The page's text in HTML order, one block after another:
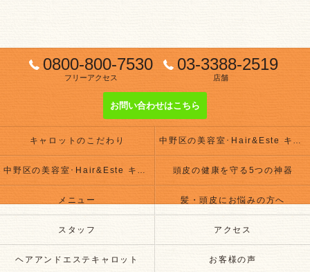
0800-800-7530
フリーアクセス
03-3388-2519
店舗
お問い合わせはこちら
キャロットのこだわり 中野区の美容室･Hair&Este キャロットの評判
中野区の美容室･Hair&Este キャロットのお客様の声 頭皮の健康を守る5つの神器
メニュー 髪・頭皮にお悩みの方へ
スタッフ アクセス
ヘアアンドエステキャロット お客様の声